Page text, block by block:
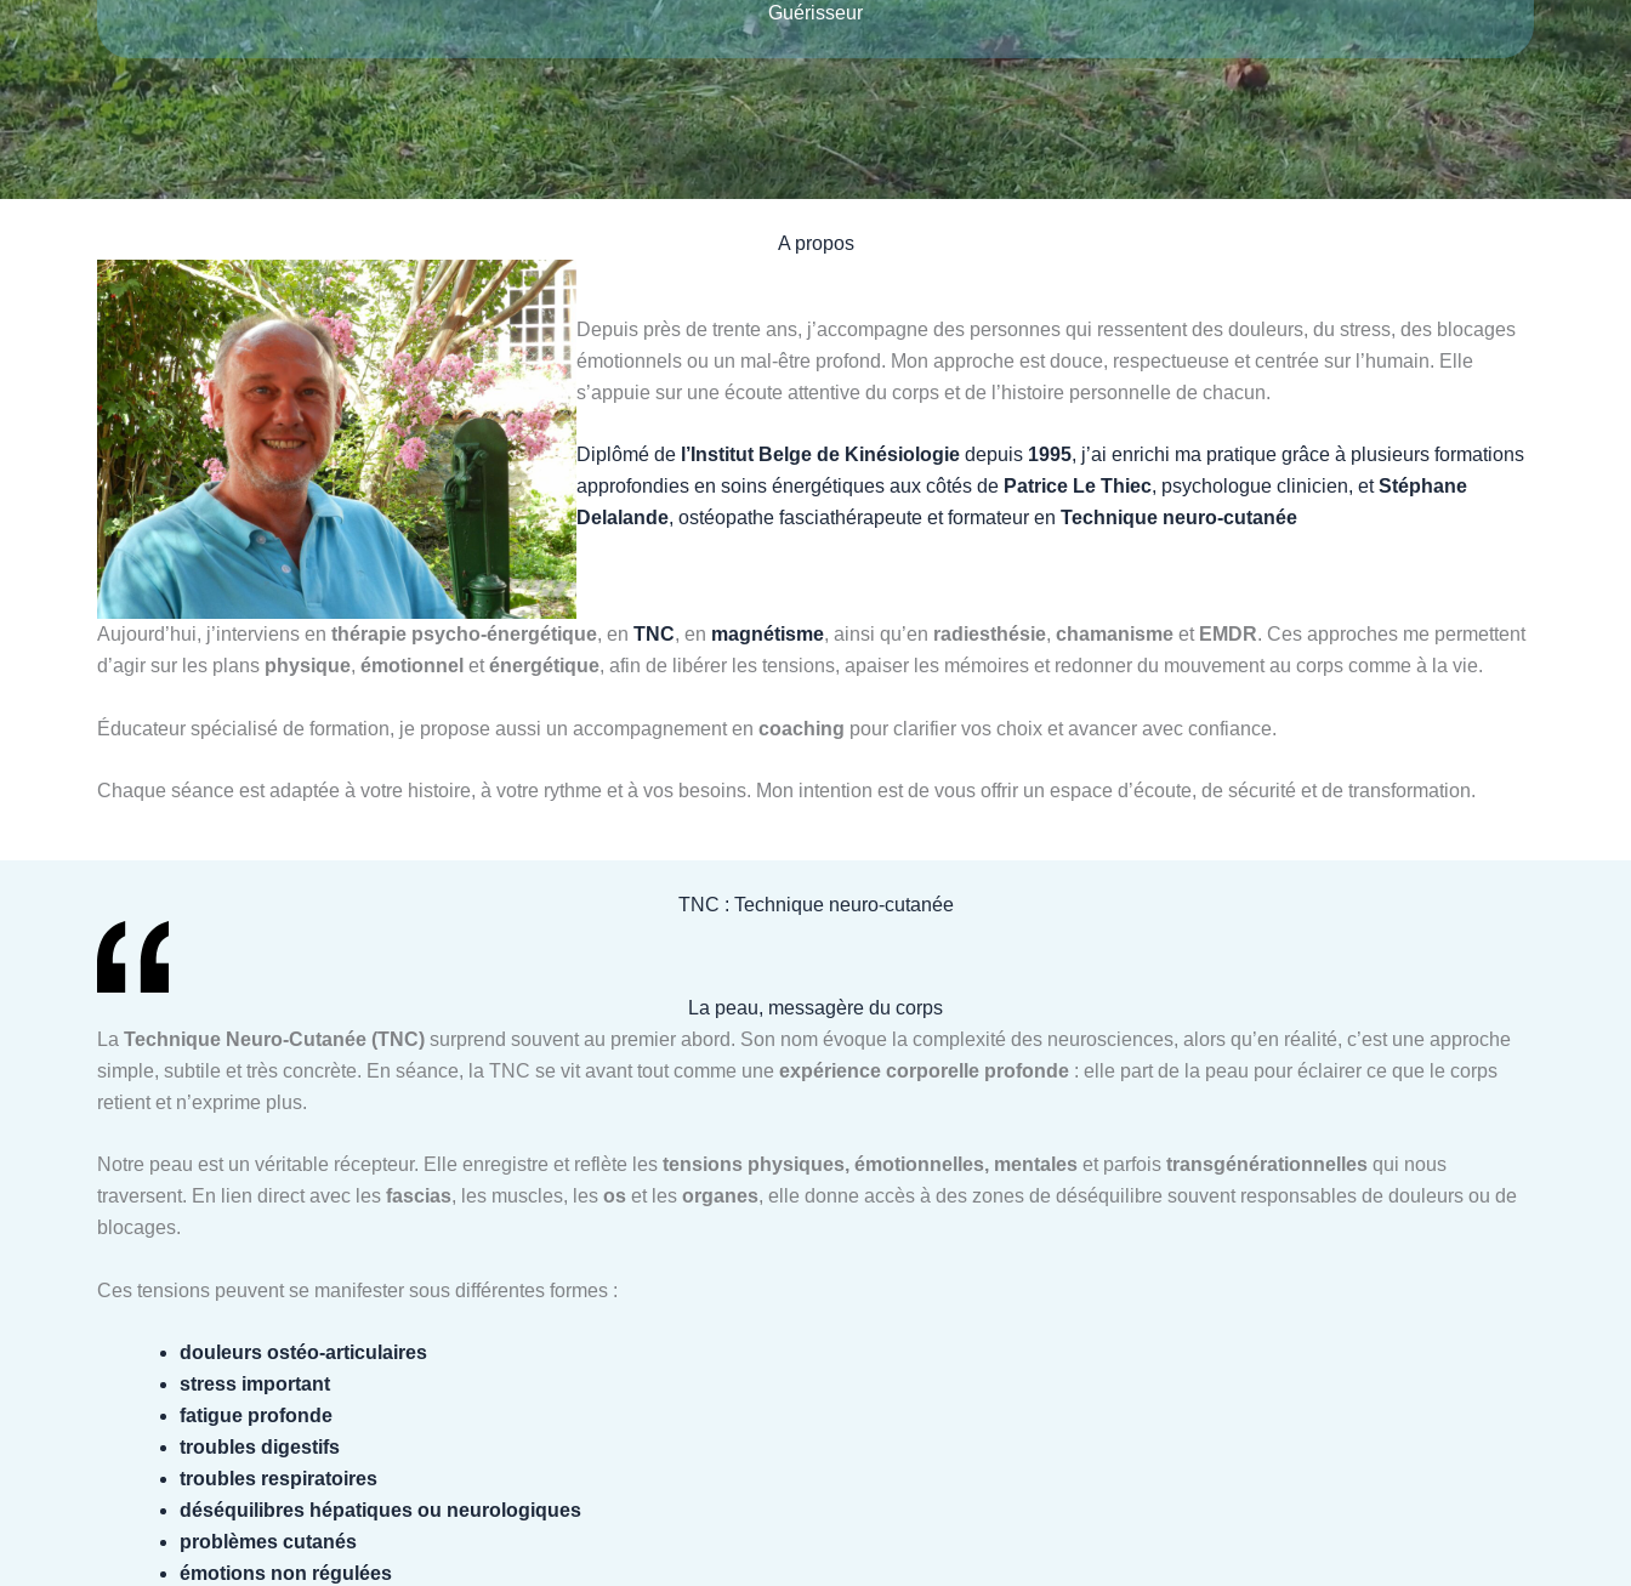
Guérisseur
A propos
Depuis près de trente ans, j’accompagne des personnes qui ressentent des douleurs, du stress, des blocages
émotionnels ou un mal-être profond. Mon approche est douce, respectueuse et centrée sur l’humain. Elle
s’appuie sur une écoute attentive du corps et de l’histoire personnelle de chacun.
Diplômé de l’Institut Belge de Kinésiologiedepuis 1995, j’ai enrichi ma pratique grâce à plusieurs formations
approfondies en soins énergétiques aux côtés de Patrice Le Thiec, psychologue clinicien, etStéphane
Delalande, ostéopathe fasciathérapeute et formateur en Technique neuro-cutanée
Aujourd’hui, j’interviens en thérapie psycho-énergétique, en TNC, en magnétisme, ainsi qu’en radiesthésie, chamanisme et EMDR. Ces approches me permettent
d’agir sur les plans physique, émotionnel eténergétique, afin de libérer les tensions, apaiser les mémoires et redonner du mouvement au corps comme à la vie.
Éducateur spécialisé de formation, je propose aussi un accompagnement en coaching pour clarifier vos choix et avancer avec confiance.
Chaque séance est adaptée à votre histoire, à votre rythme et à vos besoins. Mon intention est de vous offrir un espace d’écoute, de sécurité et de transformation.
TNC : Technique neuro-cutanée
La peau, messagère du corps
La Technique Neuro-Cutanée (TNC) surprend souvent au premier abord. Son nom évoque la complexité des neurosciences, alors qu’en réalité, c’est une approche
simple, subtile et très concrète. En séance, la TNC se vit avant tout comme une expérience corporelle profonde : elle part de la peau pour éclairer ce que le corps
retient et n’exprime plus.
Notre peau est un véritable récepteur. Elle enregistre et reflète les tensions physiques, émotionnelles, mentales et parfois transgénérationnelles qui nous
traversent. En lien direct avec les fascias, les muscles, les os et les organes, elle donne accès à des zones de déséquilibre souvent responsables de douleurs ou de
blocages.
Ces tensions peuvent se manifester sous différentes formes :
douleurs ostéo-articulaires
stress important
fatigue profonde
troubles digestifs
troubles respiratoires
déséquilibres hépatiques ou neurologiques
problèmes cutanés
émotions non régulées